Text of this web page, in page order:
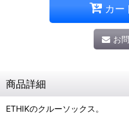
カー
お
商品詳細
ETHIKのクルーソックス。